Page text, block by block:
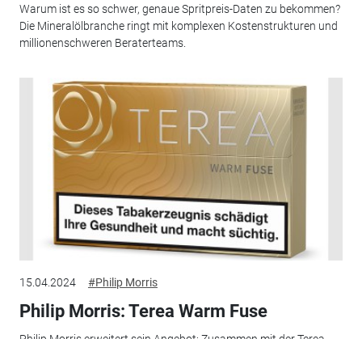
Warum ist es so schwer, genaue Spritpreis-Daten zu bekommen?
Die Mineralölbranche ringt mit komplexen Kostenstrukturen und
millionenschweren Beraterteams.
15.04.2024 #Philip Morris
Philip Morris: Terea Warm Fuse